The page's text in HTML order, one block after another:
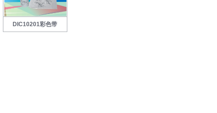
DIC10201彩色带